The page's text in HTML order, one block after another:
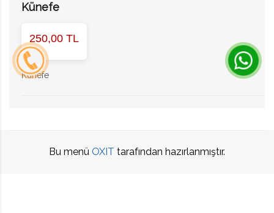
Künefe
250,00 TL
Künefe
Bu menü OXIT tarafından hazırlanmıştır.